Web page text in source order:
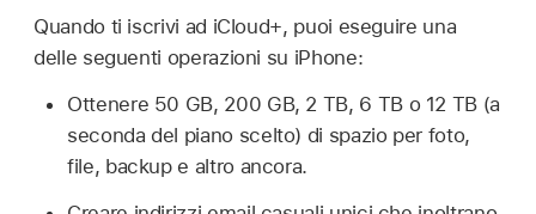
Quando ti iscrivi ad iCloud+, puoi eseguire una
delle seguenti operazioni su iPhone:
Ottenere 50 GB, 200 GB, 2 TB, 6 TB o 12 TB (a
seconda del piano scelto) di spazio per foto,
file, backup e altro ancora.